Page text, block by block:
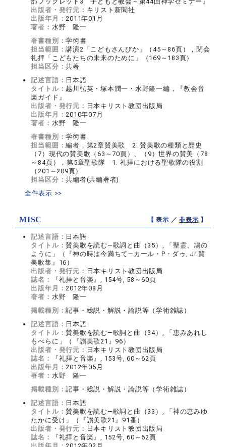
出版者・発行元： キリスト新聞社
出版年月：2011年01月
著者： 水野 隆一
著書種別：学術書
担当範囲：講演2「こどもさんびか」（45～86頁），閉会
礼拝「こどもたちの未来のために」（169～183頁）
担当区分：共著
記述言語： 日本語
タイトル： 越川弘英・塚本潤一・水野隆一編，『教会音
楽ガイド』
出版者・発行元： 日本キリスト教団出版局
出版年月：2010年07月
著者： 水野 隆一
著書種別：学術書
担当範囲：編者，第2章賛美歌 2. 賛美歌の種類と歴史
（7）現代の賛美歌（63～70頁）、（9）世界の賛美（78
～84頁），第5章聖歌隊 1. 礼拝における聖歌隊の役割
（201～209頁）
担当区分：共編者(共編著者)
全件表示 >>
MISC 【 表示 ／非表示 】
記述言語： 日本語
タイトル：賛美歌を読む―歌詞と曲（35）, 「聖霊、鳩の
ように」（『神の時は今満ちて―カール・P・ダゥ, Jr.賛
美歌集』16）
出版者・発行元： 日本キリスト教団出版局
誌名：
『礼拝と音楽』, 154号, 58～60頁
出版年月：2012年08月
著者： 水野 隆一
掲載種別：記事・総説・解説・論説等（学術雑誌）
記述言語： 日本語
タイトル：賛美歌を読む―歌詞と曲（34）, 「恵みあれし
もべらに」（『讃美歌21』96）
出版者・発行元： 日本キリスト教団出版局
誌名：
『礼拝と音楽』, 153号, 60～62頁
出版年月：2012年05月
著者： 水野 隆一
掲載種別：記事・総説・解説・論説等（学術雑誌）
記述言語： 日本語
タイトル：賛美歌を読む―歌詞と曲（33）, 「神の恵みゆ
たかに受け」（『讃美歌21』91番）
出版者・発行元： 日本キリスト教団出版局
誌名：
『礼拝と音楽』, 152号, 60～62頁